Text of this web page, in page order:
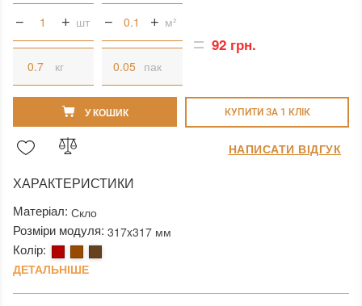
шт м²
кг пак
92 грн.
У КОШИК КУПИТИ ЗА 1 КЛIК
ХАРАКТЕРИСТИКИ
Матеріал: Скло
Розміри модуля: 317x317 мм
Колір:
ДЕТАЛЬНІШЕ
НАПИСАТИ ВІДГУК